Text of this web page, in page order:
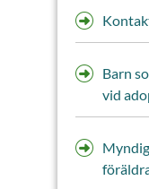
Barn
vid